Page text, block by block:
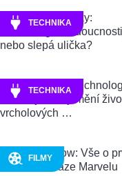
TECHNIKA
TECHNIKA
FILMY